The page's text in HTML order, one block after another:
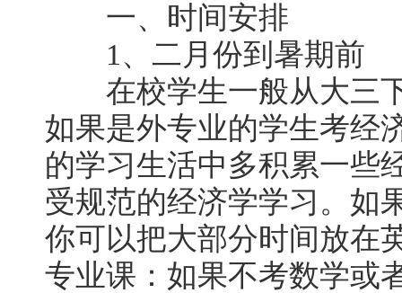
一、时间安排
1、二月份到暑期前
在校学生一般从大三下
如果是外专业的学生考经
的学习生活中多积累一些
受规范的经济学学习。如
你可以把大部分时间放在
专业课：如果不考数学或